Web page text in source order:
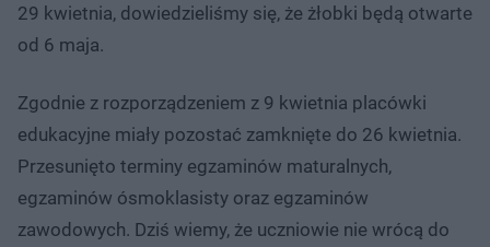
29 kwietnia, dowiedzieliśmy się, że żłobki będą otwarte
od 6 maja.
Zgodnie z rozporządzeniem z 9 kwietnia placówki
edukacyjne miały pozostać zamknięte do 26 kwietnia.
Przesunięto terminy egzaminów maturalnych,
egzaminów ósmoklasisty oraz egzaminów
zawodowych. Dziś wiemy, że uczniowie nie wrócą do